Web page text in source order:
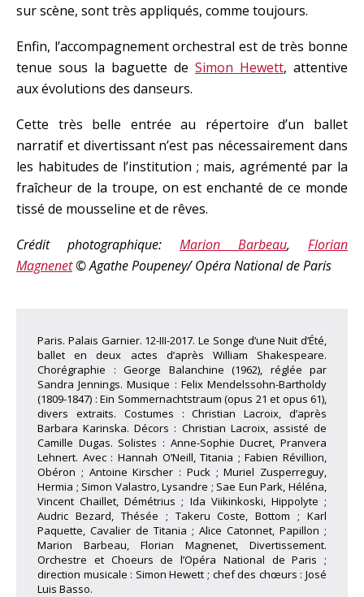
sur scène, sont très appliqués, comme toujours.
Enfin, l’accompagnement orchestral est de très bonne
tenue sous la baguette de Simon Hewett, attentive
aux évolutions des danseurs.
Cette très belle entrée au répertoire d’un ballet
narratif et divertissant n’est pas nécessairement dans
les habitudes de l’institution ; mais, agrémenté par la
fraîcheur de la troupe, on est enchanté de ce monde
tissé de mousseline et de rêves.
Crédit photographique: Marion Barbeau, Florian
Magnenet© Agathe Poupeney/ Opéra National de Paris
Paris. Palais Garnier. 12-III-2017. Le Songe d’une Nuit d’Été,
ballet en deux actes d’après William Shakespeare.
Chorégraphie : George Balanchine (1962), réglée par
Sandra Jennings. Musique : Felix Mendelssohn-Bartholdy
(1809-1847) : Ein Sommernachtstraum (opus 21 et opus 61),
divers extraits. Costumes : Christian Lacroix, d’après
Barbara Karinska. Décors : Christian Lacroix, assisté de
Camille Dugas. Solistes : Anne-Sophie Ducret, Pranvera
Lehnert. Avec : Hannah O’Neill, Titania ; Fabien Révillion,
Obéron ; Antoine Kirscher : Puck ; Muriel Zusperreguy,
Hermia ; Simon Valastro, Lysandre ; Sae Eun Park, Héléna,
Vincent Chaillet, Démétrius ; Ida Viikinkoski, Hippolyte ;
Audric Bezard, Thésée ; Takeru Coste, Bottom ; Karl
Paquette, Cavalier de Titania ; Alice Catonnet, Papillon ;
Marion Barbeau, Florian Magnenet, Divertissement.
Orchestre et Choeurs de l’Opéra National de Paris ;
direction musicale : Simon Hewett ; chef des chœurs : José
Luis Basso.